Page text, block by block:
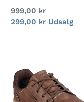
Normalpris
999,00 kr
Udsalgspris
299,00 kr Udsalg
BRN
herresko